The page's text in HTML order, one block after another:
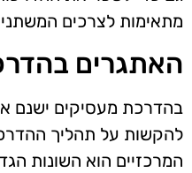
מתאימות לצרכים
האתגרים
בהדרכת מעסיקים ישנם
להקשות על תהליך
המרכזיים הוא השונות